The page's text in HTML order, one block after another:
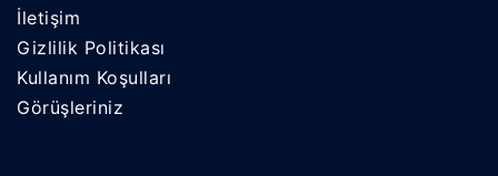
İletişim
Gizlilik Politikası
Kullanım Koşulları
Görüşleriniz